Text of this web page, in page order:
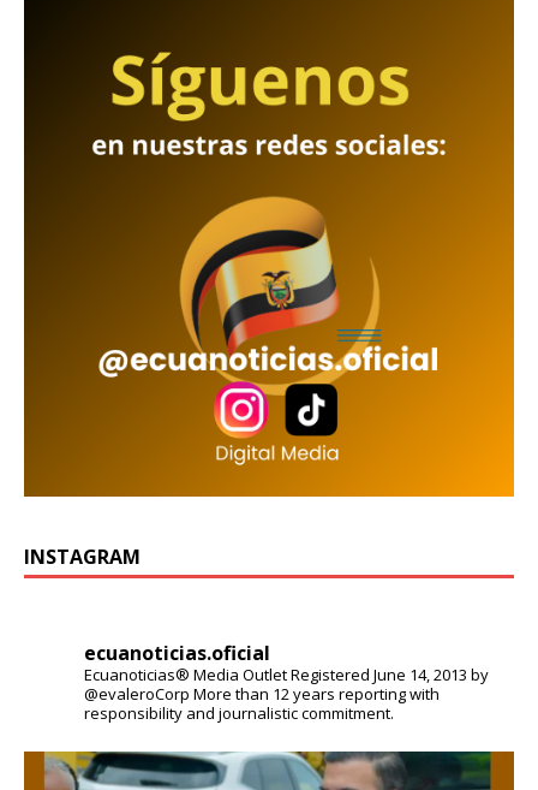
INSTAGRAM
ecuanoticias.oficial
Ecuanoticias® Media OutletRegistered June 14, 2013 by
@evaleroCorp More than 12 years reporting with
responsibility and journalistic commitment.